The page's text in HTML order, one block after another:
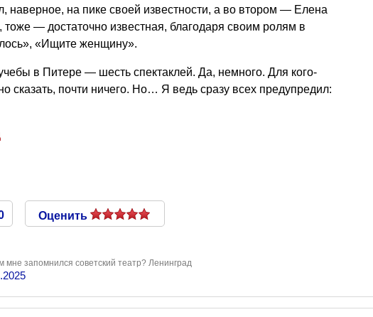
на пике своей известности, а во втором — Елена
— достаточно известная, благодаря своим ролям в
«Ищите женщину».
в Питере — шесть спектаклей. Да, немного. Для кого-
сказать, почти ничего. Но… Я ведь сразу всех предупредил:
Оценить
мне запомнился советский театр? Ленинград